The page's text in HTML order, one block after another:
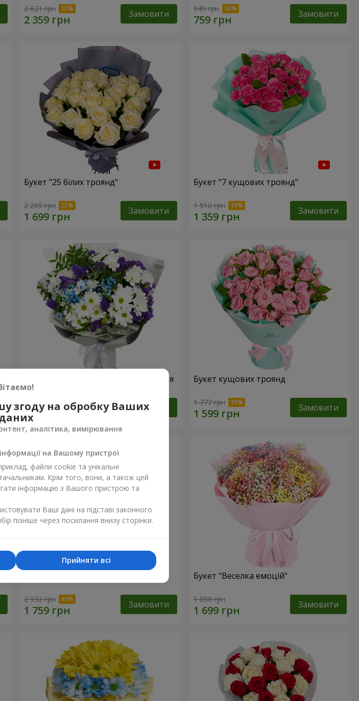
2 621 грн Замовити 949 грн Замовити
Букет "25 білих троянд"
2 265 грн Замовити
Букет "7 кущових троянд"
1 510 грн Замовити
Яскравий букет на День народження
1 399 грн Замовити
Букет кущових троянд
1 777 грн Замовити
2 932 грн Замовити
Букет "Веселка емоцій"
1 888 грн Замовити
згоду на обробку Ваших
аналітика, вимірювання
на Вашому пристрої
файли cookie та унікальні
Крім того, вони, а також цей
інформацію з Вашого пристрою та
Ваші дані на підставі законного
пізніше через посилання внизу сторінки.
Прийняти всі